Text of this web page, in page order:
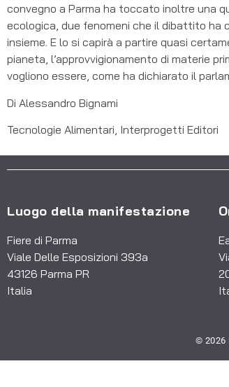
convegno a Parma ha toccato inoltre una
ecologica, due fenomeni che il dibattito ha
insieme. E lo si capirà a partire quasi
pianeta, l’approvvigionamento di materie
vogliono essere, come ha dichiarato il
Di Alessandro Bignami
Tecnologie Alimentari, Interprogetti Editori
Luogo della manifestazione
Fiere di Parma
Viale Delle Esposizioni 393a
43126 Parma PR
Italia
© 2026